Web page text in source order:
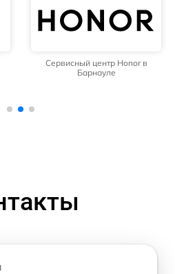
Сервисный центр Honor в
Барнауле